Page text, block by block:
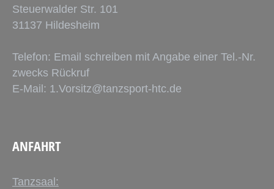
Steuerwalder Str. 101
31137 Hildesheim
Telefon: Email schreiben mit Angabe einer Tel.-Nr.
zwecks Rückruf
E-Mail: 1.Vorsitz@tanzsport-htc.de
ANFAHRT
Tanzsaal: